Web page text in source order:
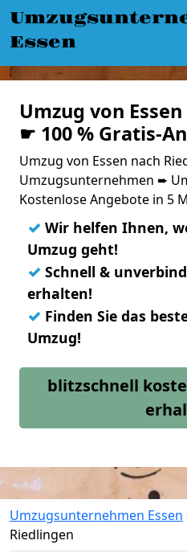
Essen
Umzug von
☛ 100 % Gratis-
Umzug von Essen nach
Umzugsunternehmen ➨
Kostenlose Angebote in 5
✓ Wir helfen Ihnen,
Umzug geht!
✓ Schnell &
erhalten!
✓ Finden Sie das
Umzug!
blitzschnell
Umzugsunternehmen Essen
Riedlingen